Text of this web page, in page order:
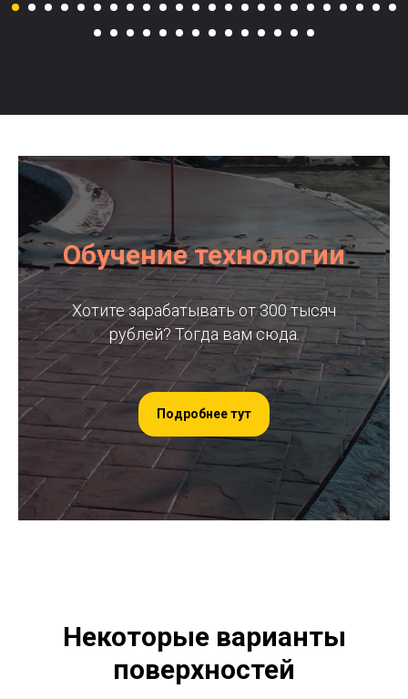
Обучение технологии
Хотите зарабатывать от 300 тысяч
рублей? Тогда вам сюда.
Подробнее тут
Некоторые варианты
поверхностей